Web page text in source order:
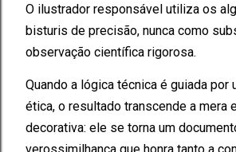
O ilustrador responsável utiliza os
bisturis de precisão, nunca como
observação científica rigorosa.
Quando a lógica técnica é guiada por
ética, o resultado transcende a mera
decorativa: ele se torna um